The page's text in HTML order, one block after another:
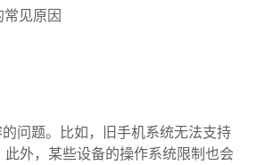
见原因
问题。比如，旧手机系统无法支持
外，某些设备的操作系统限制也会